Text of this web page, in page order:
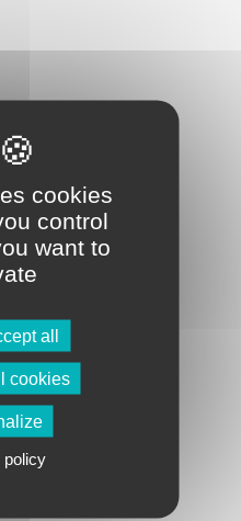
résistant
cookies
control
want to
all
cookies
policy